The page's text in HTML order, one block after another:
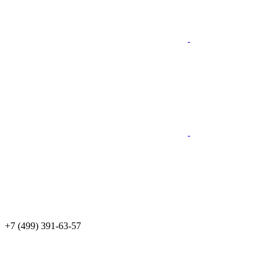
+7 (499) 391-63-57